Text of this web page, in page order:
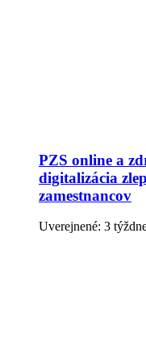
PZS online a
digitalizácia
zamestnancov
Uverejnené: 3